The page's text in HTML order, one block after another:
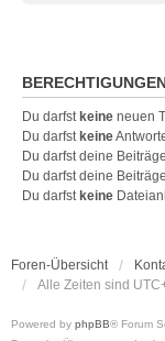
Du darfst keine neuen
Du darfst keine
Du darfst deine
Du darfst deine
Du darfst keine
Foren-Übersicht
Alle Zeiten sind
Powered by phpBB® Forum